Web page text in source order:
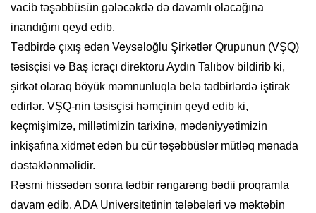
vacib təşəbbüsün gələcəkdə də davamlı olacağına
inandığını qeyd edib.
Tədbirdə çıxış edən Veysəloğlu Şirkətlər Qrupunun (VŞQ)
təsisçisi və Baş icraçı direktoru Aydın Talıbov bildirib ki,
şirkət olaraq böyük məmnunluqla belə tədbirlərdə iştirak
edirlər. VŞQ-nin təsisçisi həmçinin qeyd edib ki,
keçmişimizə, millətimizin tarixinə, mədəniyyətimizin
inkişafına xidmət edən bu cür təşəbbüslər mütləq mənada
dəstəklənməlidir.
Rəsmi hissədən sonra tədbir rəngarəng bədii proqramla
davam edib. ADA Universitetinin tələbələri və məktəbin